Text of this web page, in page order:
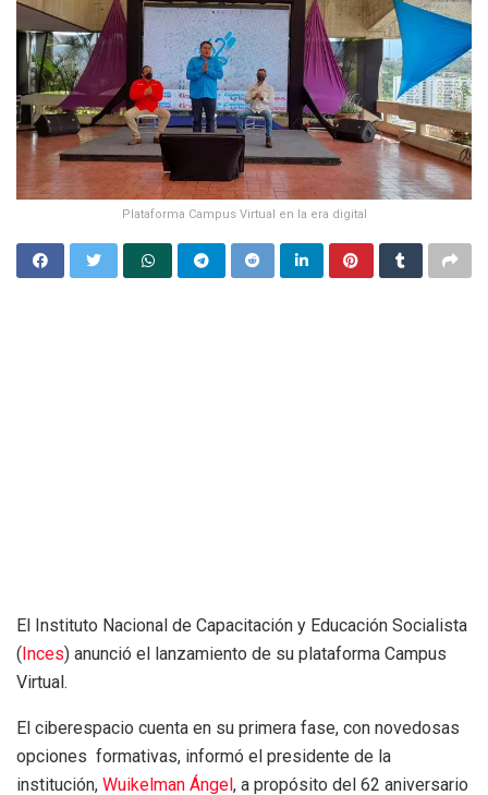
Plataforma Campus Virtual en la era digital
El Instituto Nacional de Capacitación y Educación Socialista
( Inces) anunció el lanzamiento de su plataforma Campus
Virtual.
El ciberespacio cuenta en su primera fase, con novedosas
opciones formativas, informó el presidente de la
institución, Wuikelman Ángel , a propósito del 62 aniversario